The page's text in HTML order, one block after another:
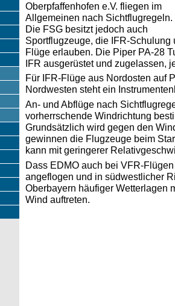
Oberpfaffenhofen e.V. fliegen im
Allgemeinen nach Sichtflugregeln.
Die FSG besitzt jedoch auch
Sportflugzeuge, die IFR-Schulung
Flüge erlauben. Die Piper PA-28
IFR ausgerüstet und zugelassen,
Für IFR-Flüge aus Nordosten auf
Nordwesten steht ein
An- und Abflüge nach
vorherrschende Windrichtung
Grundsätzlich wird gegen den
gewinnen die Flugzeuge beim
kann mit geringerer
Dass EDMO auch bei VFR-
angeflogen und in südwestlicher
Oberbayern häufiger Wetterlagen
Wind auftreten.